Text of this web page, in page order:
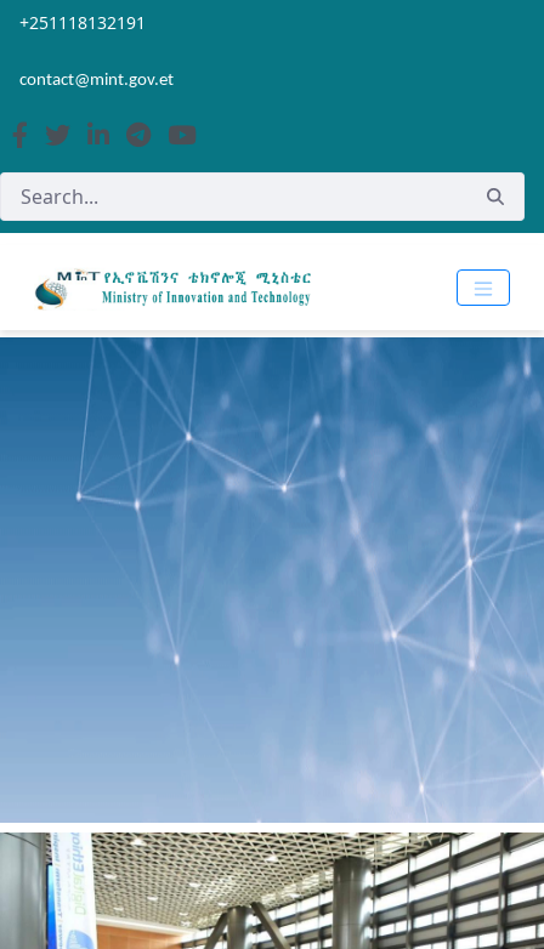
Skip to Main Content
Open Accessibility Menu
+251118132191
contact@mint.gov.et